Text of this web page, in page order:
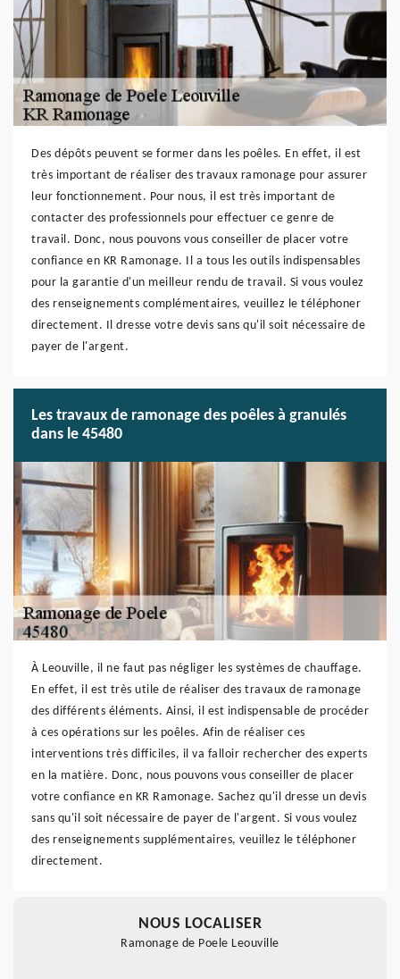
Des dépôts peuvent se former dans les poêles. En effet, il est
très important de réaliser des travaux ramonage pour assurer
leur fonctionnement. Pour nous, il est très important de
contacter des professionnels pour effectuer ce genre de
travail. Donc, nous pouvons vous conseiller de placer votre
confiance en KR Ramonage. Il a tous les outils indispensables
pour la garantie d'un meilleur rendu de travail. Si vous voulez
des renseignements complémentaires, veuillez le téléphoner
directement. Il dresse votre devis sans qu'il soit nécessaire de
payer de l'argent.
Les travaux de ramonage des poêles à granulés
dans le 45480
À Leouville, il ne faut pas négliger les systèmes de chauffage.
En effet, il est très utile de réaliser des travaux de ramonage
des différents éléments. Ainsi, il est indispensable de procéder
à ces opérations sur les poêles. Afin de réaliser ces
interventions très difficiles, il va falloir rechercher des experts
en la matière. Donc, nous pouvons vous conseiller de placer
votre confiance en KR Ramonage. Sachez qu'il dresse un devis
sans qu'il soit nécessaire de payer de l'argent. Si vous voulez
des renseignements supplémentaires, veuillez le téléphoner
directement.
NOUS LOCALISER
Ramonage de Poele Leouville